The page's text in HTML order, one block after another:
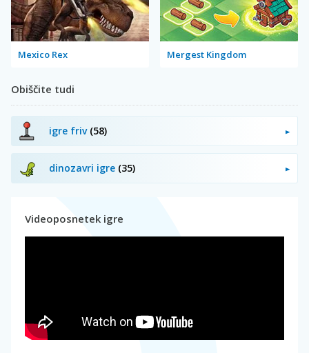
Mexico Rex Mergest Kingdom
Obiščite tudi
igre friv (58)
dinozavri igre (35)
Videoposnetek igre